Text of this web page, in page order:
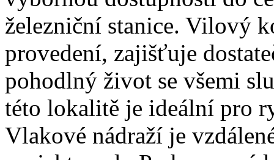
železniční stanice. Vilový
provedení, zajišťuje
pohodlný život se všemi
této lokalitě je ideální pro
Vlakové nádraží je